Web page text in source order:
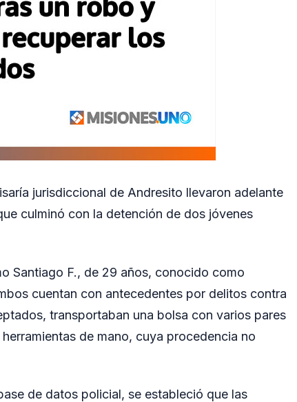
jurisdiccional de Andresito llevaron adelante
culminó con la detención de dos jóvenes
Santiago F., de 29 años, conocido como
cuentan con antecedentes por delitos contra
transportaban una bolsa con varios pares
de mano, cuya procedencia no
de datos policial, se estableció que las